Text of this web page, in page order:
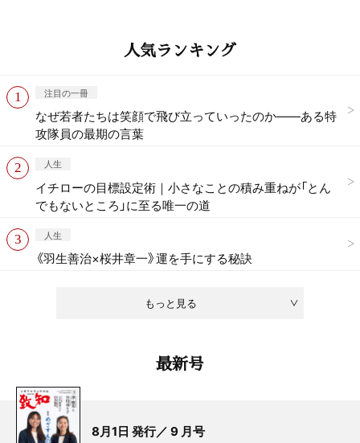
人気ランキング
もっと見る
注目の一冊
なぜ若者たちは笑顔で飛び立っていったのか——ある特
攻隊員の最期の言葉
人生
イチローの目標設定術｜小さなことの積み重ねが「とん
でもないところ」に至る唯一の道
人生
《羽生善治×桜井章一》運を手にする秘訣
最新号
8月1日 発行／ 9 月号